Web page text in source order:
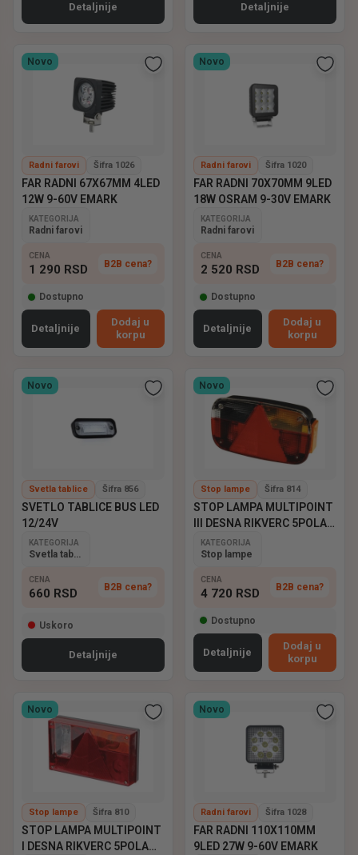
Detaljnije Detaljnije
Novo
Radni farovi Šifra 1026
FAR RADNI 67X67MM 4LED
12W 9-60V EMARK
KATEGORIJA
Radni farovi
CENA
1 290 RSD B2B cena?
Dostupno
Detaljnije
Dodaj u
korpu
Novo
Radni farovi Šifra 1020
FAR RADNI 70X70MM 9LED
18W OSRAM 9-30V EMARK
KATEGORIJA
Radni farovi
CENA
2 520 RSD B2B cena?
Dostupno
Detaljnije
Dodaj u
korpu
Novo
Svetla tablice Šifra 856
SVETLO TABLICE BUS LED
12/24V
KATEGORIJA
CENA
660 RSD B2B cena?
Uskoro
Detaljnije
Novo
Stop lampe Šifra 814
STOP LAMPA MULTIPOINT
III DESNA RIKVERC 5POLA
ASPOCK
KATEGORIJA
Stop lampe
CENA
4 720 RSD B2B cena?
Dostupno
Detaljnije
Dodaj u
korpu
Novo
Stop lampe Šifra 810
STOP LAMPA MULTIPOINT
I DESNA RIKVERC 5POLA
Novo
Radni farovi Šifra 1028
FAR RADNI 110X110MM
9LED 27W 9-60V EMARK